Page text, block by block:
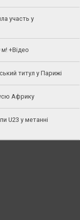
участь у
+Відео
титул у Парижі
Африку
U23 у метанні